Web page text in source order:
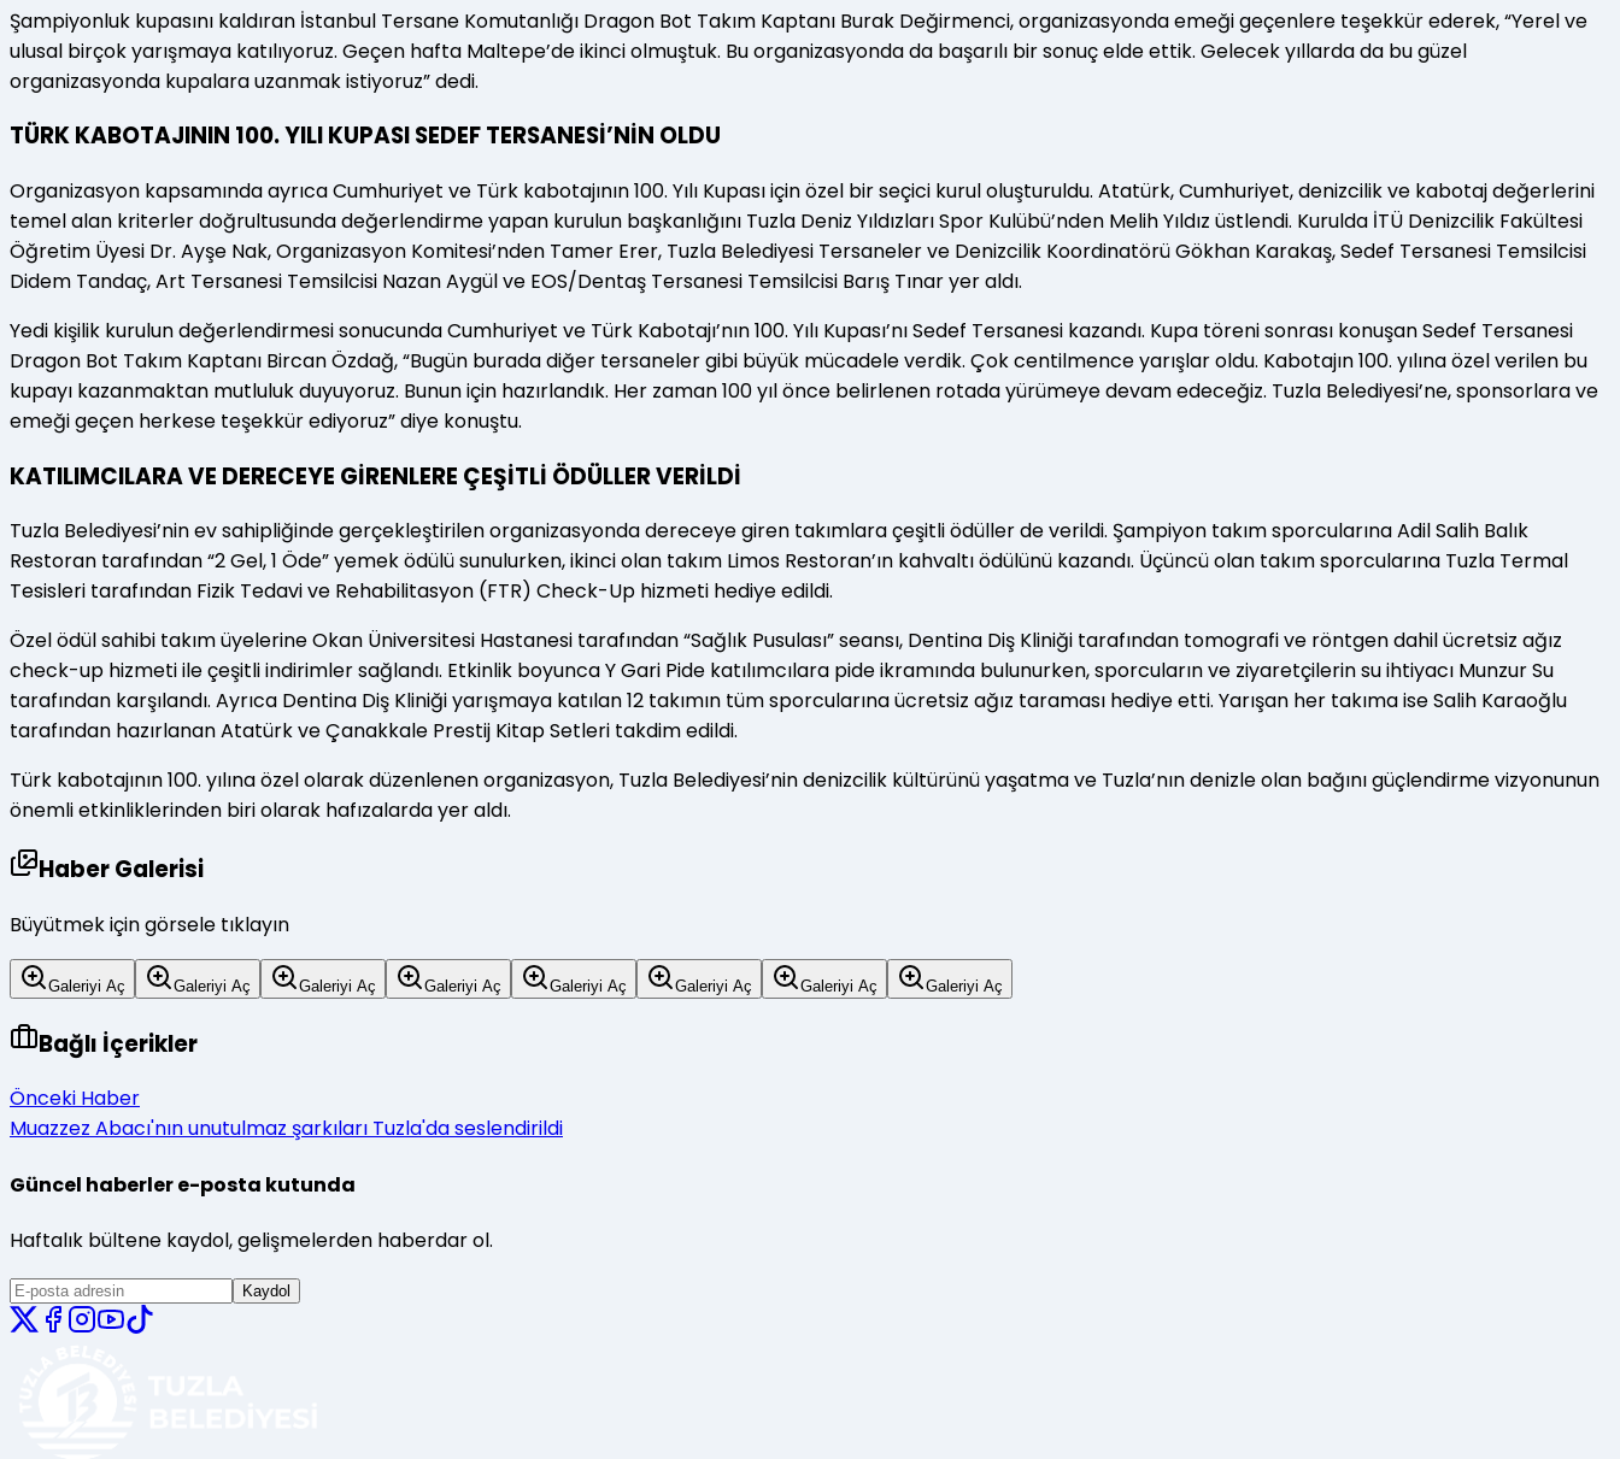
Şampiyonluk kupasını kaldıran İstanbul Tersane Komutanlığı Dragon Bot Takım Kaptanı Burak Değirmenci, organizasyonda emeği geçenlere teşekkür ederek, “Yerel ve
ulusal birçok yarışmaya katılıyoruz. Geçen hafta Maltepe’de ikinci olmuştuk. Bu organizasyonda da başarılı bir sonuç elde ettik. Gelecek yıllarda da bu güzel
organizasyonda kupalara uzanmak istiyoruz” dedi.
TÜRK KABOTAJININ 100. YILI KUPASI SEDEF TERSANESİ’NİN OLDU
Organizasyon kapsamında ayrıca Cumhuriyet ve Türk kabotajının 100. Yılı Kupası için özel bir seçici kurul oluşturuldu. Atatürk, Cumhuriyet, denizcilik ve kabotaj değerlerini
temel alan kriterler doğrultusunda değerlendirme yapan kurulun başkanlığını Tuzla Deniz Yıldızları Spor Kulübü’nden Melih Yıldız üstlendi. Kurulda İTÜ Denizcilik Fakültesi
Öğretim Üyesi Dr. Ayşe Nak, Organizasyon Komitesi’nden Tamer Erer, Tuzla Belediyesi Tersaneler ve Denizcilik Koordinatörü Gökhan Karakaş, Sedef Tersanesi Temsilcisi
Didem Tandaç, Art Tersanesi Temsilcisi Nazan Aygül ve EOS/Dentaş Tersanesi Temsilcisi Barış Tınar yer aldı.
Yedi kişilik kurulun değerlendirmesi sonucunda Cumhuriyet ve Türk Kabotajı’nın 100. Yılı Kupası’nı Sedef Tersanesi kazandı. Kupa töreni sonrası konuşan Sedef Tersanesi
Dragon Bot Takım Kaptanı Bircan Özdağ, “Bugün burada diğer tersaneler gibi büyük mücadele verdik. Çok centilmence yarışlar oldu. Kabotajın 100. yılına özel verilen bu
kupayı kazanmaktan mutluluk duyuyoruz. Bunun için hazırlandık. Her zaman 100 yıl önce belirlenen rotada yürümeye devam edeceğiz. Tuzla Belediyesi’ne, sponsorlara ve
emeği geçen herkese teşekkür ediyoruz” diye konuştu.
KATILIMCILARA VE DERECEYE GİRENLERE ÇEŞİTLİ ÖDÜLLER VERİLDİ
Tuzla Belediyesi’nin ev sahipliğinde gerçekleştirilen organizasyonda dereceye giren takımlara çeşitli ödüller de verildi. Şampiyon takım sporcularına Adil Salih Balık
Restoran tarafından “2 Gel, 1 Öde” yemek ödülü sunulurken, ikinci olan takım Limos Restoran’ın kahvaltı ödülünü kazandı. Üçüncü olan takım sporcularına Tuzla Termal
Tesisleri tarafından Fizik Tedavi ve Rehabilitasyon (FTR) Check-Up hizmeti hediye edildi.
Özel ödül sahibi takım üyelerine Okan Üniversitesi Hastanesi tarafından “Sağlık Pusulası” seansı, Dentina Diş Kliniği tarafından tomografi ve röntgen dahil ücretsiz ağız
check-up hizmeti ile çeşitli indirimler sağlandı. Etkinlik boyunca Y Gari Pide katılımcılara pide ikramında bulunurken, sporcuların ve ziyaretçilerin su ihtiyacı Munzur Su
tarafından karşılandı. Ayrıca Dentina Diş Kliniği yarışmaya katılan 12 takımın tüm sporcularına ücretsiz ağız taraması hediye etti. Yarışan her takıma ise Salih Karaoğlu
tarafından hazırlanan Atatürk ve Çanakkale Prestij Kitap Setleri takdim edildi.
Türk kabotajının 100. yılına özel olarak düzenlenen organizasyon, Tuzla Belediyesi’nin denizcilik kültürünü yaşatma ve Tuzla’nın denizle olan bağını güçlendirme vizyonunun
önemli etkinliklerinden biri olarak hafızalarda yer aldı.
Haber Galerisi
Büyütmek için görsele tıklayın
Galeriyi Aç Galeriyi Aç Galeriyi Aç Galeriyi Aç Galeriyi Aç Galeriyi Aç Galeriyi Aç Galeriyi Aç
Bağlı İçerikler
Önceki Haber
Muazzez Abacı'nın unutulmaz şarkıları Tuzla'da seslendirildi
Güncel haberler e-posta kutunda
Haftalık bültene kaydol, gelişmelerden haberdar ol.
Kaydol